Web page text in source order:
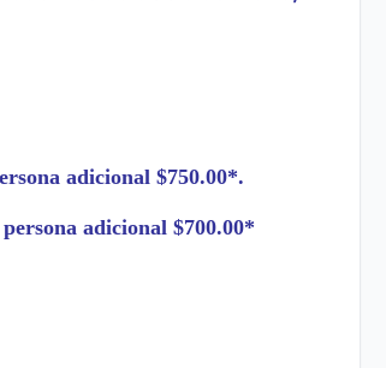
adicional $750.00*.
adicional $700.00*